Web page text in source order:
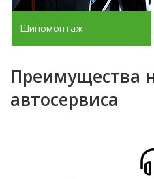
Шиномонтаж
Преимущества
автосервиса